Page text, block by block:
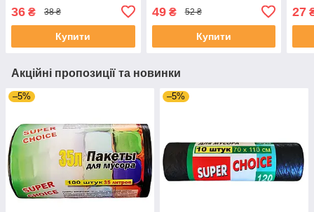
36 ₴ 38 ₴
Купити
49₴ 52 ₴
Купити
27
Акційні пропозиції та новинки
–5% –5%